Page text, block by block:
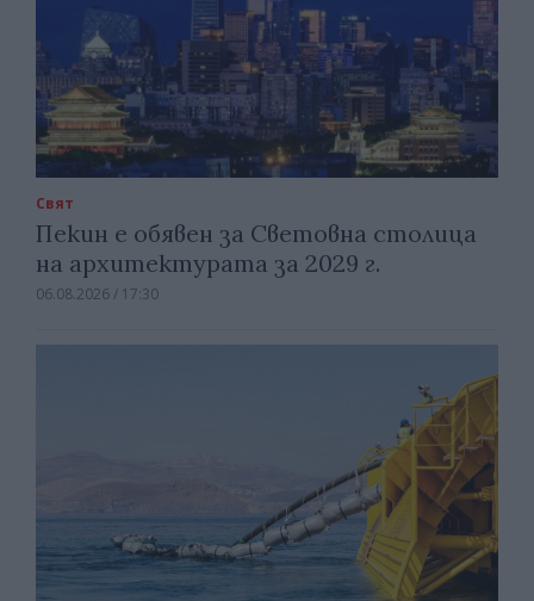
Свят
Пекин е обявен за Световна столица
на архитектурата за 2029 г.
06.08.2026 / 17:30